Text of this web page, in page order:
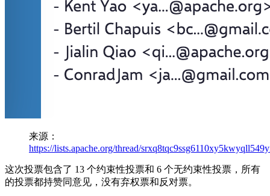
来源：
https://lists.apache.org/thread/
这次投票包含了 13 个约束性投票和 6 个无约束性投票，所有
的投票都持赞同意见，没有弃权票和反对票。